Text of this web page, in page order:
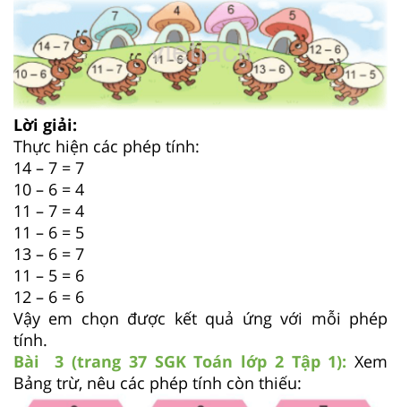
Lời giải:
Thực hiện các phép tính:
14 – 7 = 7
10 – 6 = 4
11 – 7 = 4
11 – 6 = 5
13 – 6 = 7
11 – 5 = 6
12 – 6 = 6
Vậy em chọn được kết quả ứng với mỗi phép
tính.
Bài 3 (trang 37 SGK Toán lớp 2 Tập 1): Xem
Bảng trừ, nêu các phép tính còn thiếu: